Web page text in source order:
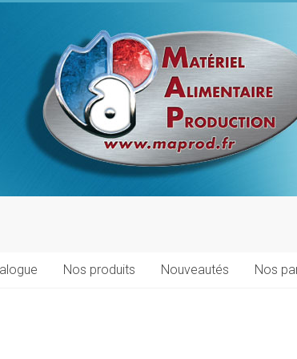
Nos produits Nouveautés Nos